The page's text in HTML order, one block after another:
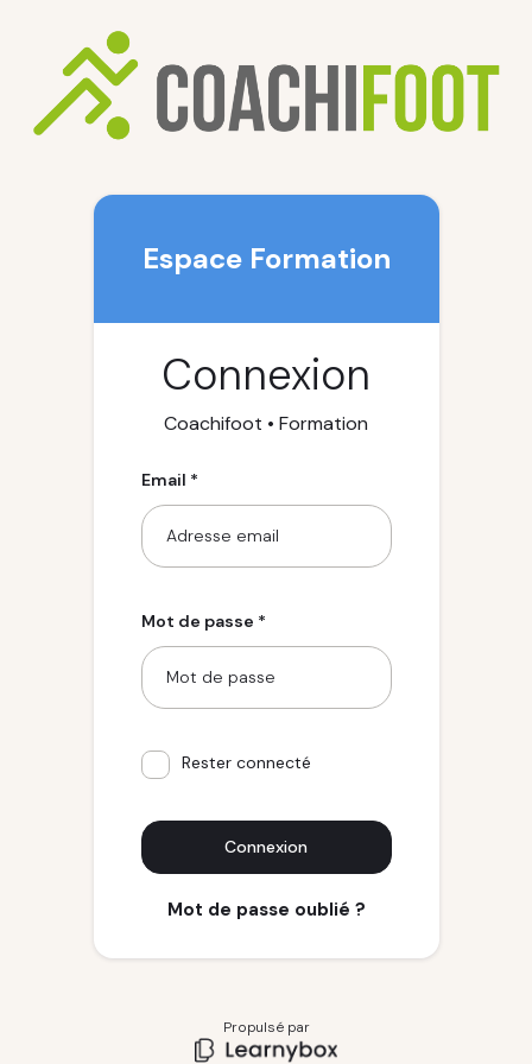
Espace Formation
Connexion
Coachifoot • Formation
Email *
Mot de passe *
Rester connecté
Connexion
Mot de passe oublié ?
Propulsé par